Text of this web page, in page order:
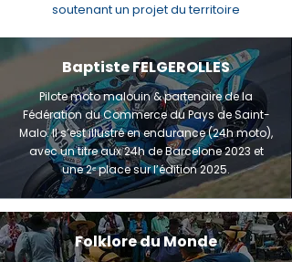
soutenant un projet du territoire
Baptiste FELGEROLLES
Pilote moto malouin & partenaire de la
Fédération du Commerce du Pays de Saint-
Malo. Il s’est illustré en endurance (24h moto),
avec un titre aux 24h de Barcelone 2023 et
une 2ᵉ place sur l’édition 2025.
Folklore du Monde